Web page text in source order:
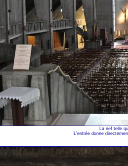
La nef telle
L'entrée donne